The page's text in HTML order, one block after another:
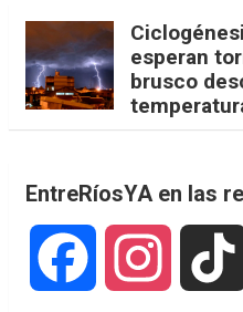
esperan
brusco
EntreRíosYA en las